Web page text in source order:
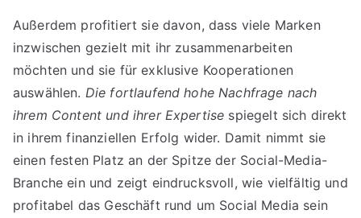
Außerdem profitiert sie davon, dass viele Marken
inzwischen gezielt mit ihr zusammenarbeiten
möchten und sie für exklusive Kooperationen
auswählen. Die fortlaufend hohe Nachfrage nach
ihrem Content und ihrer Expertise spiegelt sich direkt
in ihrem finanziellen Erfolg wider. Damit nimmt sie
einen festen Platz an der Spitze der Social-Media-
Branche ein und zeigt eindrucksvoll, wie vielfältig und
profitabel das Geschäft rund um Social Media sein